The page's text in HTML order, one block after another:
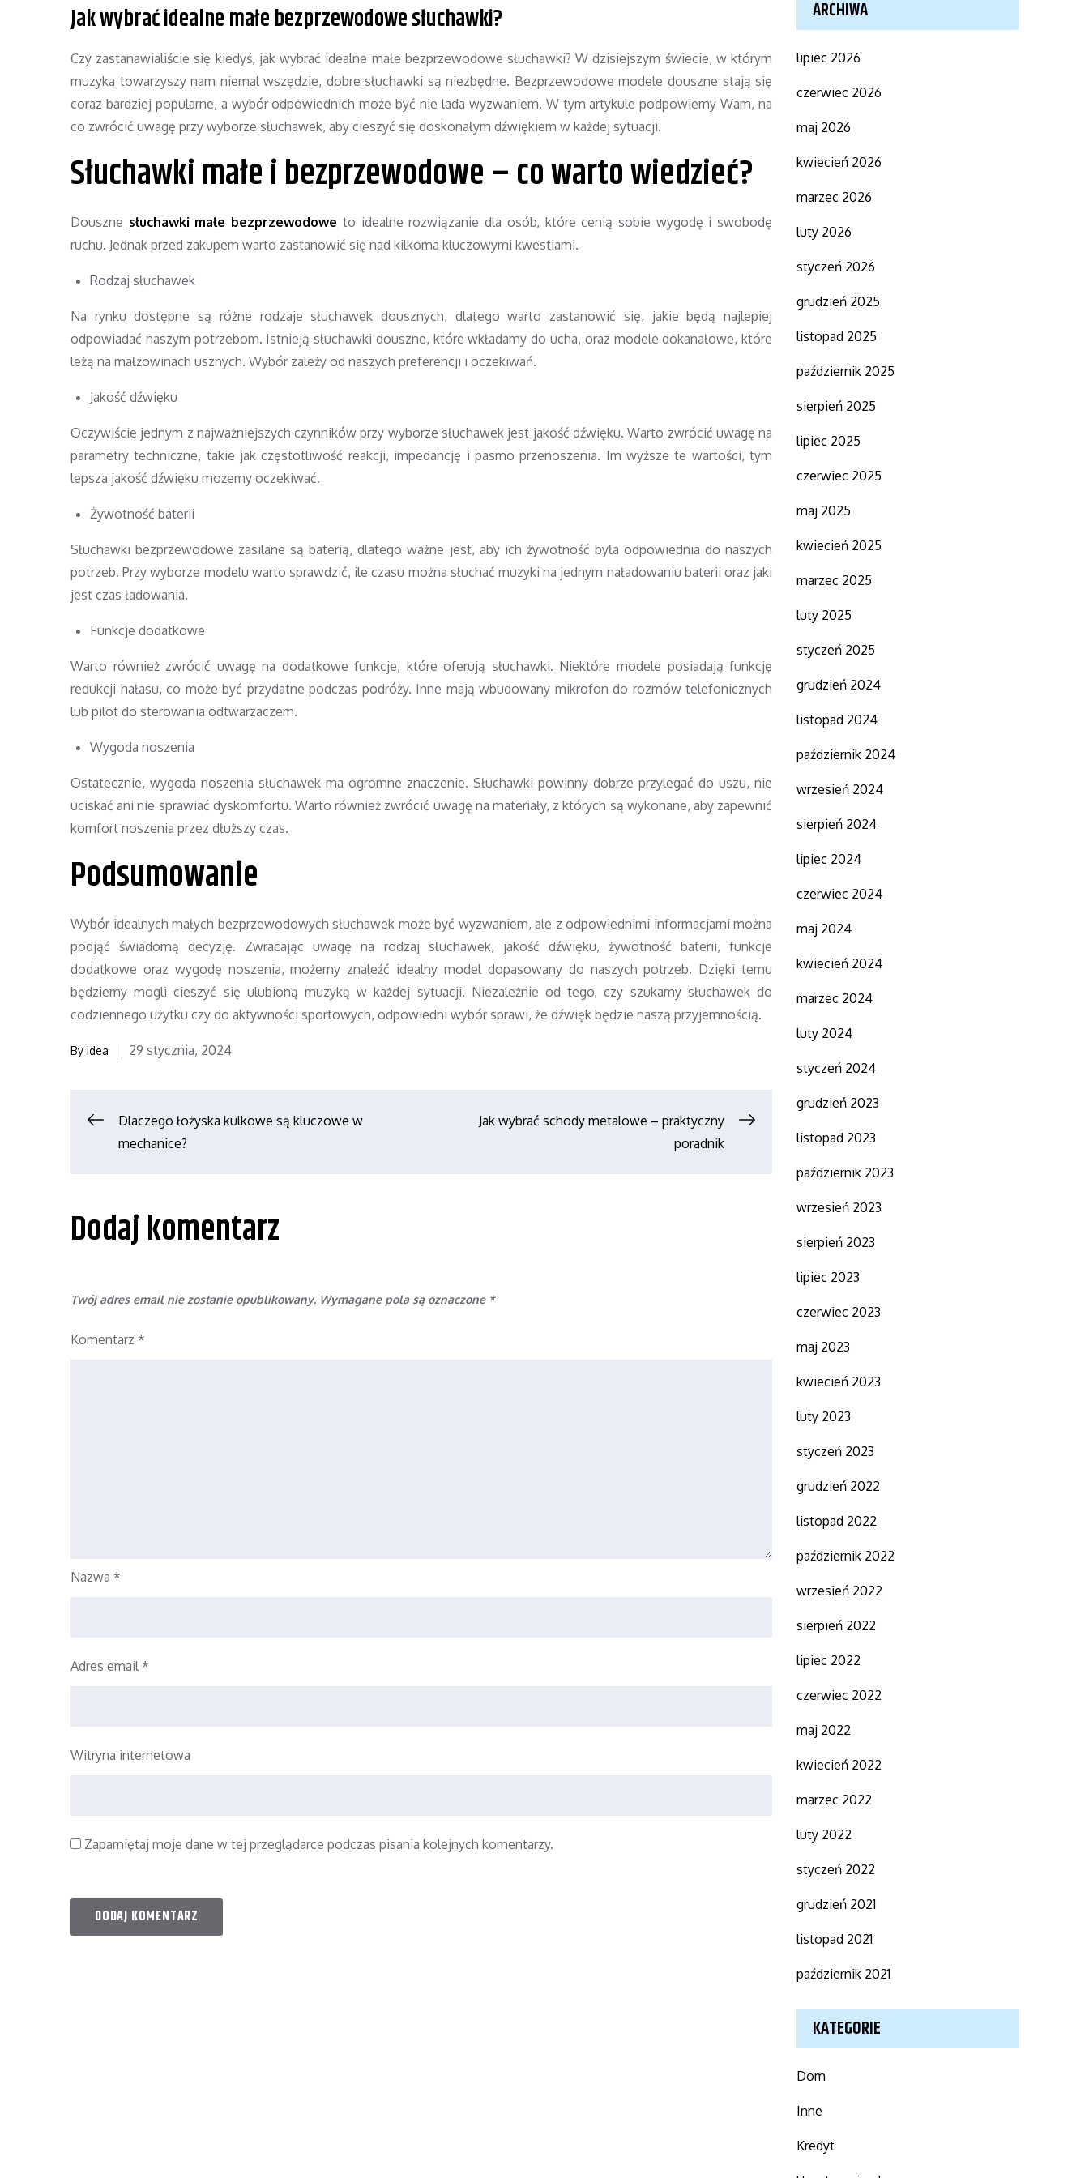
Jak wybrać idealne małe bezprzewodowe słuchawki?
Czy zastanawialiście się kiedyś, jak wybrać idealne małe bezprzewodowe słuchawki? W dzisiejszym świecie, w którym
muzyka towarzyszy nam niemal wszędzie, dobre słuchawki są niezbędne. Bezprzewodowe modele douszne stają się
coraz bardziej popularne, a wybór odpowiednich może być nie lada wyzwaniem. W tym artykule podpowiemy Wam, na
co zwrócić uwagę przy wyborze słuchawek, aby cieszyć się doskonałym dźwiękiem w każdej sytuacji.
Słuchawki małe i bezprzewodowe – co warto wiedzieć?
Douszne słuchawki małe bezprzewodowe to idealne rozwiązanie dla osób, które cenią sobie wygodę i swobodę
ruchu. Jednak przed zakupem warto zastanowić się nad kilkoma kluczowymi kwestiami.
Rodzaj słuchawek
Na rynku dostępne są różne rodzaje słuchawek dousznych, dlatego warto zastanowić się, jakie będą najlepiej
odpowiadać naszym potrzebom. Istnieją słuchawki douszne, które wkładamy do ucha, oraz modele dokanałowe, które
leżą na małżowinach usznych. Wybór zależy od naszych preferencji i oczekiwań.
Jakość dźwięku
Oczywiście jednym z najważniejszych czynników przy wyborze słuchawek jest jakość dźwięku. Warto zwrócić uwagę na
parametry techniczne, takie jak częstotliwość reakcji, impedancję i pasmo przenoszenia. Im wyższe te wartości, tym
lepsza jakość dźwięku możemy oczekiwać.
Żywotność baterii
Słuchawki bezprzewodowe zasilane są baterią, dlatego ważne jest, aby ich żywotność była odpowiednia do naszych
potrzeb. Przy wyborze modelu warto sprawdzić, ile czasu można słuchać muzyki na jednym naładowaniu baterii oraz jaki
jest czas ładowania.
Funkcje dodatkowe
Warto również zwrócić uwagę na dodatkowe funkcje, które oferują słuchawki. Niektóre modele posiadają funkcję
redukcji hałasu, co może być przydatne podczas podróży. Inne mają wbudowany mikrofon do rozmów telefonicznych
lub pilot do sterowania odtwarzaczem.
Wygoda noszenia
Ostatecznie, wygoda noszenia słuchawek ma ogromne znaczenie. Słuchawki powinny dobrze przylegać do uszu, nie
uciskać ani nie sprawiać dyskomfortu. Warto również zwrócić uwagę na materiały, z których są wykonane, aby zapewnić
komfort noszenia przez dłuższy czas.
Podsumowanie
Wybór idealnych małych bezprzewodowych słuchawek może być wyzwaniem, ale z odpowiednimi informacjami można
podjąć świadomą decyzję. Zwracając uwagę na rodzaj słuchawek, jakość dźwięku, żywotność baterii, funkcje
dodatkowe oraz wygodę noszenia, możemy znaleźć idealny model dopasowany do naszych potrzeb. Dzięki temu
będziemy mogli cieszyć się ulubioną muzyką w każdej sytuacji. Niezależnie od tego, czy szukamy słuchawek do
codziennego użytku czy do aktywności sportowych, odpowiedni wybór sprawi, że dźwięk będzie naszą przyjemnością.
By idea
Posted
29 stycznia, 2024
Nawigacja
Dlaczego łożyska kulkowe są kluczowe w
mechanice?
Jak wybrać schody metalowe – praktyczny
poradnik
Dodaj komentarz
Twój adres email nie zostanie opublikowany. Wymagane pola są oznaczone *
Komentarz *
Nazwa *
Adres email *
Witryna internetowa
Zapamiętaj moje dane w tej przeglądarce podczas pisania kolejnych komentarzy.
ARCHIWA
lipiec 2026
czerwiec 2026
maj 2026
kwiecień 2026
marzec 2026
luty 2026
styczeń 2026
grudzień 2025
listopad 2025
październik 2025
sierpień 2025
lipiec 2025
czerwiec 2025
maj 2025
kwiecień 2025
marzec 2025
luty 2025
styczeń 2025
grudzień 2024
listopad 2024
październik 2024
wrzesień 2024
sierpień 2024
lipiec 2024
czerwiec 2024
maj 2024
kwiecień 2024
marzec 2024
luty 2024
styczeń 2024
grudzień 2023
listopad 2023
październik 2023
wrzesień 2023
sierpień 2023
lipiec 2023
czerwiec 2023
maj 2023
kwiecień 2023
luty 2023
styczeń 2023
grudzień 2022
listopad 2022
październik 2022
wrzesień 2022
sierpień 2022
lipiec 2022
czerwiec 2022
maj 2022
kwiecień 2022
marzec 2022
luty 2022
styczeń 2022
grudzień 2021
listopad 2021
październik 2021
KATEGORIE
Dom
Inne
Kredyt